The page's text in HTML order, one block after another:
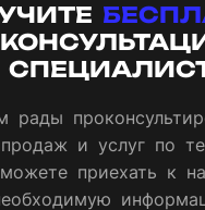
рады
и услуг по
приехать к